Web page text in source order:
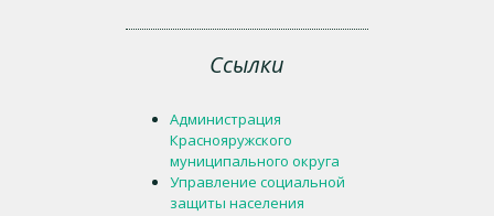
Ссылки
Администрация
Краснояружского
муниципального округа
Управление социальной
защиты населения